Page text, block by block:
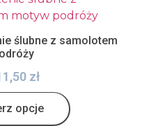
ślubne z samolotem
zł
opcje